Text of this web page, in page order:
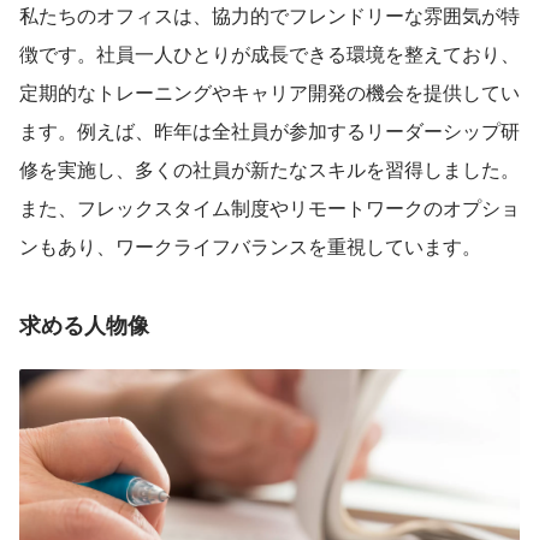
私たちのオフィスは、協力的でフレンドリーな雰囲気が特
徴です。社員一人ひとりが成長できる環境を整えており、
定期的なトレーニングやキャリア開発の機会を提供してい
ます。例えば、昨年は全社員が参加するリーダーシップ研
修を実施し、多くの社員が新たなスキルを習得しました。
また、フレックスタイム制度やリモートワークのオプショ
ンもあり、ワークライフバランスを重視しています。
求める人物像